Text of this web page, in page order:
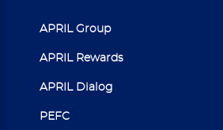
APRIL Group
APRIL Rewards
APRIL Dialog
PEFC